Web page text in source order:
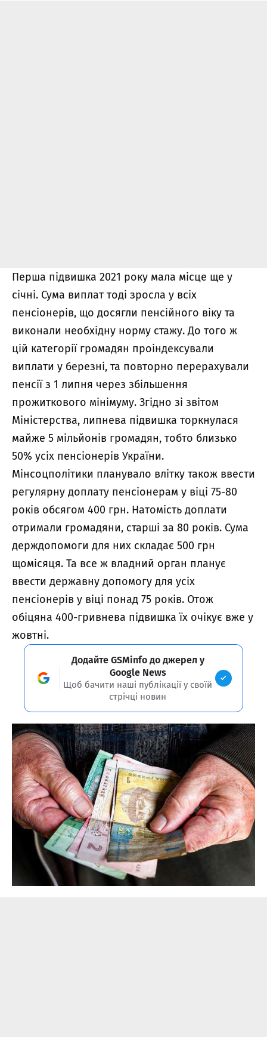
Перша підвишка 2021 року мала місце ще у
січні. Сума виплат тоді зросла у всіх
пенсіонерів, що досягли пенсійного віку та
виконали необхідну норму стажу. До того ж
цій категорії громадян проіндексували
виплати у березні, та повторно перерахували
пенсії з 1 липня через збільшення
прожиткового мінімуму. Згідно зі звітом
Міністерства, липнева підвишка торкнулася
майже 5 мільйонів громадян, тобто близько
50% усіх пенсіонерів України.
Мінсоцполітики планувало влітку також ввести
регулярну доплату пенсіонерам у віці 75-80
років обсягом 400 грн. Натомість доплати
отримали громадяни, старші за 80 років. Сума
держдопомоги для них складає 500 грн
щомісяця. Та все ж владний орган планує
ввести державну допомогу для усіх
пенсіонерів у віці понад 75 років. Отож
обіцяна 400-гривнева підвишка їх очікує вже у
жовтні.
Додайте GSMinfo до джерел у
Google News
Щоб бачити наші публікації у своїй
стрічці новин